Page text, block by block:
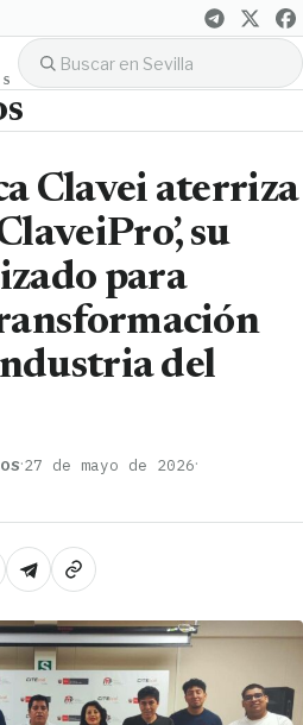
Clavei aterriza
su
para
del
·27 de mayo de 2026·